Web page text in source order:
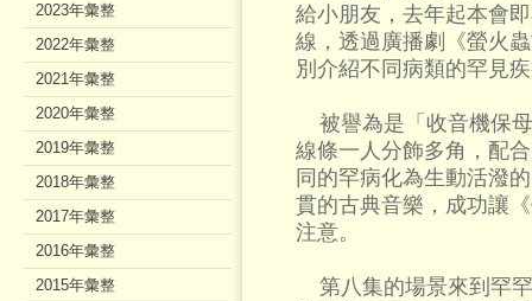
給小朋友，去年起本會
線，透過廣播劇《螢火
別介紹不同病類的罕見
被譽為是「收音機保
線條一人分飾多角，配
同的罕病化為生動活潑
貫的古典音樂，成功讓
注意。
第八集的場景來到罕
2023年彙整
2022年彙整
2021年彙整
2020年彙整
2019年彙整
2018年彙整
2017年彙整
2016年彙整
2015年彙整